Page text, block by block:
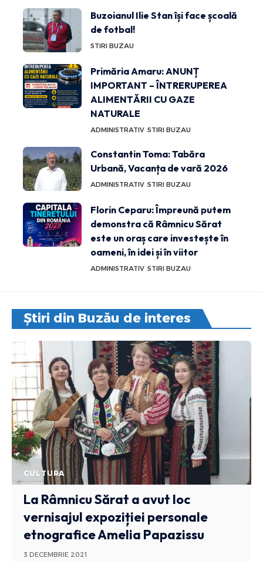
Buzoianul Ilie Stan își face școală
de fotbal!
STIRI BUZAU
Primăria Amaru: ANUNȚ
IMPORTANT – ÎNTRERUPEREA
ALIMENTĂRII CU GAZE
NATURALE
ADMINISTRATIV STIRI BUZAU
Constantin Toma: Tabăra
Urbană, Vacanța de vară 2026
ADMINISTRATIV STIRI BUZAU
Florin Ceparu: Împreună putem
demonstra că Râmnicu Sărat
este un oraș care investește în
oameni, în idei și în viitor
ADMINISTRATIV STIRI BUZAU
Știri din Buzău de interes
CULTURA
La Râmnicu Sărat a avut loc
vernisajul expoziției personale
etnografice Amelia Papazissu
3 DECEMBRIE 2021